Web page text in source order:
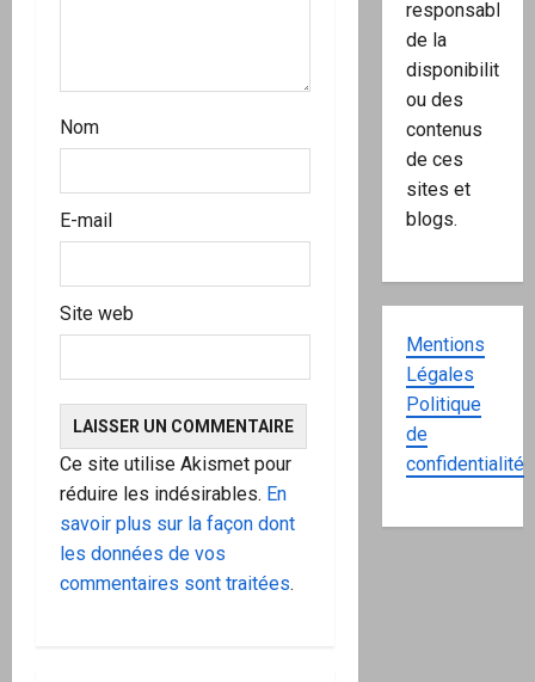
Nom
E-mail
Site web
Ce site utilise Akismet pour
réduire les indésirables. En
savoir plus sur la façon dont
les données de vos
commentaires sont traitées.
responsable
de la
disponibilité
ou des
contenus
de ces
sites et
blogs.
Mentions
Légales
Politique
de
confidentialité